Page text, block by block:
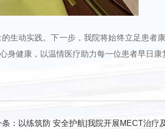
生动实践。下一步，我院将始终立足患者
身健康，以温情医疗助力每一位患者早日康
： 以练筑防 安全护航|我院开展MECT治疗及异常情况